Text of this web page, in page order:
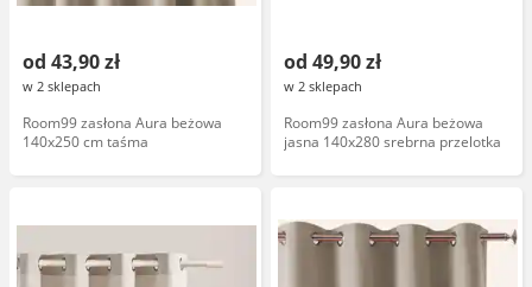
od 43,90 zł
w 2 sklepach
Room99 zasłona Aura beżowa
140x250 cm taśma
od 49,90 zł
w 2 sklepach
Room99 zasłona Aura beżowa
jasna 140x280 srebrna przelotka